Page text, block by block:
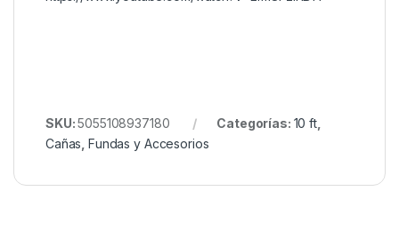
Tienes dudas? Échale un ojo a nuestro
rincón de
fundas y accesorios